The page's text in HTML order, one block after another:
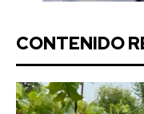
CONTENIDO